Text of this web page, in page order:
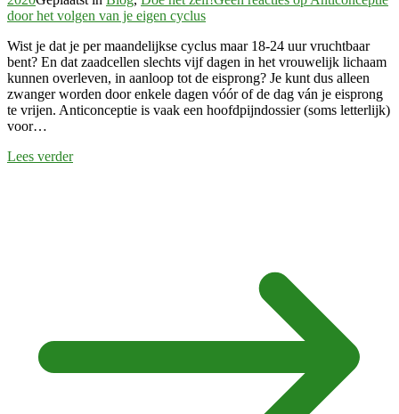
door het volgen van je eigen cyclus
Wist je dat je per maandelijkse cyclus maar 18-24 uur vruchtbaar
bent? En dat zaadcellen slechts vijf dagen in het vrouwelijk lichaam
kunnen overleven, in aanloop tot de eisprong? Je kunt dus alleen
zwanger worden door enkele dagen vóór of de dag ván je eisprong
te vrijen. Anticonceptie is vaak een hoofdpijndossier (soms letterlijk)
voor…
Lees verder